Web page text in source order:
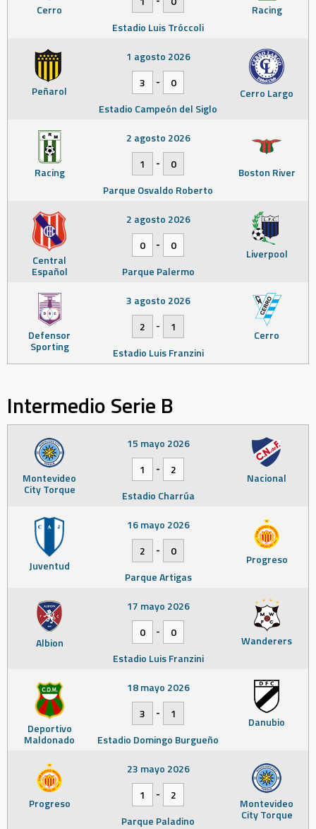
Cerro Racing
Estadio Luis Tróccoli
Peñarol Cerro Largo
1 agosto 2026
3
-
0
Estadio Campeón del Siglo
Racing Boston River
2 agosto 2026
1
-
0
Parque Osvaldo Roberto
Central
Español
Liverpool
2 agosto 2026
0
-
0
Parque Palermo
Defensor
Sporting
Cerro
3 agosto 2026
2
-
1
Estadio Luis Franzini
Intermedio Serie B
Montevideo
City Torque
Nacional
15 mayo 2026
1
-
2
Estadio Charrúa
Juventud Progreso
16 mayo 2026
2
-
0
Parque Artigas
Albion Wanderers
17 mayo 2026
0
-
0
Estadio Luis Franzini
Deportivo
Maldonado
Danubio
18 mayo 2026
3
-
1
Estadio Domingo Burgueño
Progreso Montevideo
City Torque
23 mayo 2026
1
-
2
Parque Paladino